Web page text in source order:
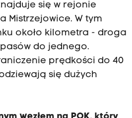
się w rejonie
Mistrzejowice. W tym
około kilometra - droga
do jednego.
prędkości do 40
się dużych